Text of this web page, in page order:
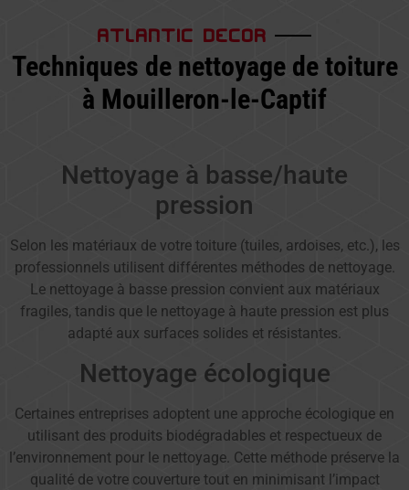
ATLANTIC DECOR
Techniques de nettoyage de toiture
à Mouilleron-le-Captif
Nettoyage à basse/haute
pression
Selon les matériaux de votre toiture (tuiles, ardoises, etc.), les
professionnels utilisent différentes méthodes de nettoyage.
Le nettoyage à basse pression convient aux matériaux
fragiles, tandis que le nettoyage à haute pression est plus
adapté aux surfaces solides et résistantes.
Nettoyage écologique
Certaines entreprises adoptent une approche écologique en
utilisant des produits biodégradables et respectueux de
l’environnement pour le nettoyage. Cette méthode préserve la
qualité de votre couverture tout en minimisant l’impact